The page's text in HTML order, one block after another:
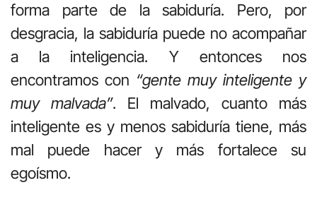
forma parte de la sabiduría. Pero, por
desgracia, la sabiduría puede no acompañar
a la inteligencia. Y entonces nos
encontramos con “gente muy inteligente y
muy malvada”. El malvado, cuanto más
inteligente es y menos sabiduría tiene, más
mal puede hacer y más fortalece su
egoísmo.